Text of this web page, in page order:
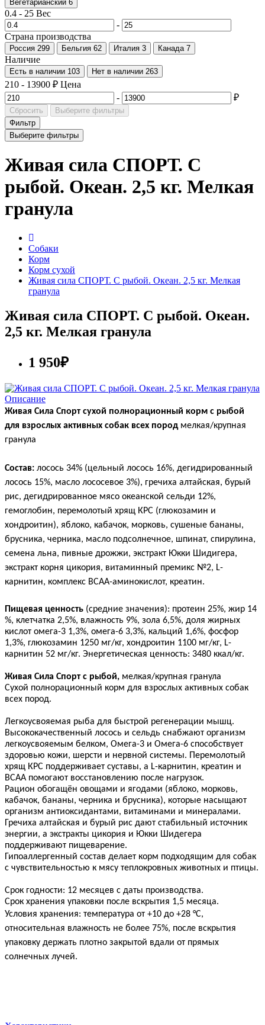
Вегетарианский 6
0.4 - 25 Вес
-
Страна производства
Россия 299 Бельгия 62 Италия 3 Канада 7
Наличие
Есть в наличии 103 Нет в наличии 263
210 - 13900 ₽ Цена
-
₽
Сбросить
Выберите фильтры
Фильтр
Выберите фильтры
Живая сила СПОРТ. С
рыбой. Океан. 2,5 кг. Мелкая
гранула
Собаки
Корм
Корм сухой
Живая сила СПОРТ. С рыбой. Океан. 2,5 кг. Мелкая
гранула
Живая сила СПОРТ. С рыбой. Океан.
2,5 кг. Мелкая гранула
1 950₽
Описание
Живая Сила Спорт сухой полнорационный корм с рыбой
для взрослых активных собак всех пород мелкая/крупная
гранула
Состав: лосось 34% (цельный лосось 16%, дегидрированный
лосось 15%, масло лососевое 3%), гречиха алтайская, бурый
рис, дегидрированное мясо океанской сельди 12%,
гемоглобин, перемолотый хрящ КРС (глюкозамин и
хондроитин), яблоко, кабачок, морковь, сушеные бананы,
брусника, черника, масло подсолнечное, шпинат, спирулина,
семена льна, пивные дрожжи, экстракт Юкки Шидигера,
экстракт корня цикория, витаминный премикс №2, L-
карнитин, комплекс ВСАА-аминокислот, креатин.
Пищевая ценность (средние значения): протеин 25%, жир 14
%, клетчатка 2,5%, влажность 9%, зола 6,5%, доля жирных
кислот омега-3 1,3%, омега-6 3,3%, кальций 1,6%, фосфор
1,3%, глюкозамин 1250 мг/кг, хондроитин 1100 мг/кг, L-
карнитин 52 мг/кг. Энергетическая ценность: 3480 ккал/кг.
Живая Сила Спорт с рыбой, мелкая/крупная гранула
Сухой полнорационный корм для взрослых активных собак
всех пород.
Легкоусвояемая рыба для быстрой регенерации мышц.
Высококачественный лосось и сельдь снабжают организм
легкоусвояемым белком, Омега-3 и Омега-6 способствует
здоровью кожи, шерсти и нервной системы. Перемолотый
хрящ КРС поддерживает суставы, а L-карнитин, креатин и
ВСАА помогают восстановлению после нагрузок.
Рацион обогащён овощами и ягодами (яблоко, морковь,
кабачок, бананы, черника и брусника), которые насыщают
организм антиоксидантами, витаминами и минералами.
Гречиха алтайская и бурый рис дают стабильный источник
энергии, а экстракты цикория и Юкки Шидегера
поддерживают пищеварение.
Гипоаллергенный состав делает корм подходящим для собак
с чувствительностью к мясу теплокровных животных и птицы.
Срок годности: 12 месяцев с даты производства.
Срок хранения упаковки после вскрытия 1,5 месяца.
Условия хранения: температура от +10 до +28 °C,
относительная влажность не более 75%, после вскрытия
упаковку держать плотно закрытой вдали от прямых
солнечных лучей.